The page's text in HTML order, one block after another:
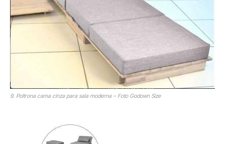
9. Poltrona cama cinza para sala moderna – Foto Godown Size